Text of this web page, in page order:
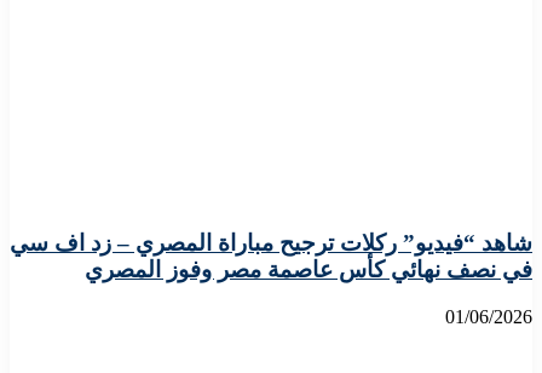
شاهد “فيديو” ركلات ترجيح مباراة المصري – زد اف سي
في نصف نهائي كأس عاصمة مصر وفوز المصري
01/06/2026